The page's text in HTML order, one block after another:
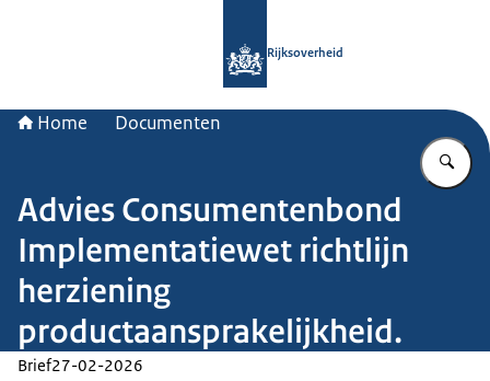
Rijksoverheid
Home Documenten
Advies Consumentenbond
Implementatiewet richtlijn
herziening
productaansprakelijkheid.
Brief27-02-2026